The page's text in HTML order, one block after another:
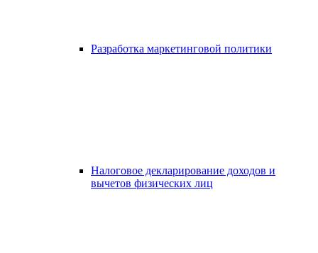
Разработка маркетинговой политики
Налоговое декларирование доходов и
вычетов физических лиц